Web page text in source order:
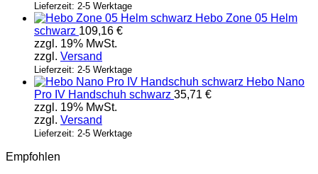
Lieferzeit: 2-5 Werktage
Hebo Zone 05 Helm
schwarz 109,16 €
zzgl. 19% MwSt.
zzgl. Versand
Lieferzeit: 2-5 Werktage
Hebo Nano
Pro IV Handschuh schwarz 35,71 €
zzgl. 19% MwSt.
zzgl. Versand
Lieferzeit: 2-5 Werktage
Empfohlen